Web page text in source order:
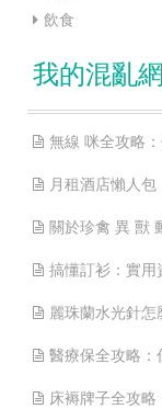
飲食
我的混亂
無線 咪全攻略
月租酒店懶人
關於珍禽 異 獸
搞懂訂衫：實用
麗珠蘭水光針
醫療保全攻略
床褥牌子全攻